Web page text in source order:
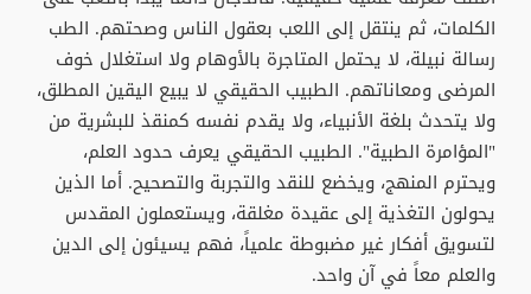
الكلمات، ثم ينتقل إلى اللعب بعقول الناس وصحتهم. الطب
رسالة نبيلة، لا يحتمل المتاجرة بالأوهام ولا استغلال خوف
المرضى ومعاناتهم. الطبيب الحقيقي لا يبيع اليقين المطلق،
ولا يتحدث بلغة الأنبياء، ولا يقدم نفسه كمنقذ للبشرية من
"المؤامرة الطبية". الطبيب الحقيقي يعرف حدود العلم،
ويحترم المنهج، ويخضع للنقد والتجربة والتصحيح. أما الذين
يحولون التغذية إلى عقيدة مغلقة، ويستعملون المقدس
لتسويق أفكار غير مضبوطة علمياً، فهم يسيئون إلى الدين
والعلم معاً في آن واحد.